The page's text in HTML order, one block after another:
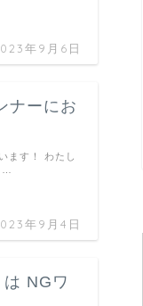
年9月6日
ナーにお
年9月4日
ます！ わたし
は NGワ